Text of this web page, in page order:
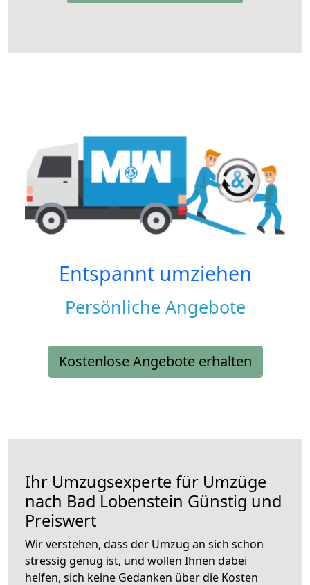
Entspannt umziehen
Persönliche Angebote
Kostenlose Angebote erhalten
Ihr Umzugsexperte für Umzüge
nach Bad Lobenstein Günstig und
Preiswert
Wir verstehen, dass der Umzug an sich schon
stressig genug ist, und wollen Ihnen dabei
helfen, sich keine Gedanken über die Kosten